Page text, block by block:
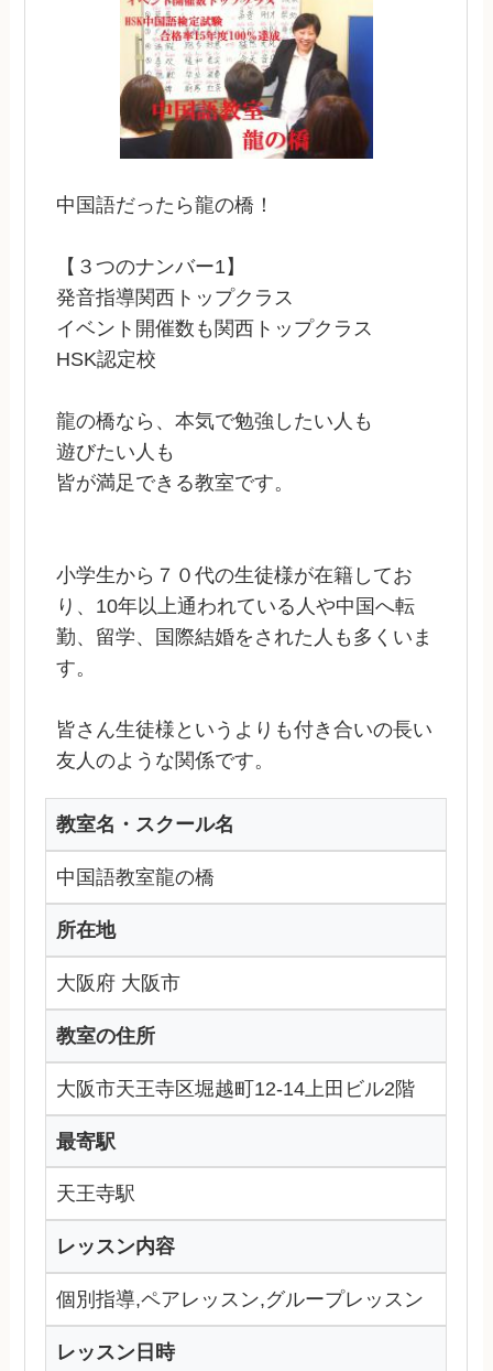
中国語だったら龍の橋！
【３つのナンバー1】
発音指導関西トップクラス
イベント開催数も関西トップクラス
HSK認定校
龍の橋なら、本気で勉強したい人も
遊びたい人も
皆が満足できる教室です。
小学生から７０代の生徒様が在籍してお
り、10年以上通われている人や中国へ転
勤、留学、国際結婚をされた人も多くいま
す。
皆さん生徒様というよりも付き合いの長い
友人のような関係です。
教室名・スクール名
中国語教室龍の橋
所在地
大阪府 大阪市
教室の住所
大阪市天王寺区堀越町12-14上田ビル2階
最寄駅
天王寺駅
レッスン内容
個別指導,ペアレッスン,グループレッスン
レッスン日時